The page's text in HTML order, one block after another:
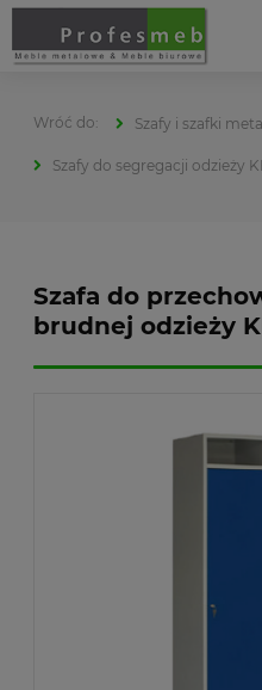
Szafy i szafki
Szafy do segregacji odzieży
Szafa do
brudnej odzieży